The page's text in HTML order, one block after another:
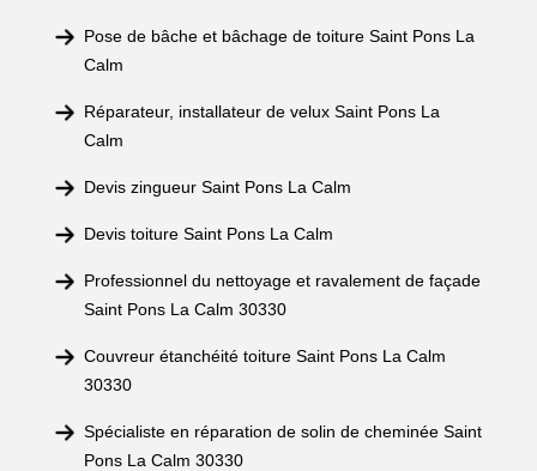
Pose de bâche et bâchage de toiture Saint Pons La
Calm
Réparateur, installateur de velux Saint Pons La
Calm
Devis zingueur Saint Pons La Calm
Devis toiture Saint Pons La Calm
Professionnel du nettoyage et ravalement de façade
Saint Pons La Calm 30330
Couvreur étanchéité toiture Saint Pons La Calm
30330
Spécialiste en réparation de solin de cheminée Saint
Pons La Calm 30330